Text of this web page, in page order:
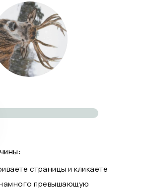
страницы и кликаете
превышающую